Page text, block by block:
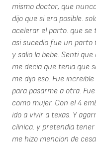
mismo doctor, que
dijo que si era posible.
acelerar el parto. que
asi sucedio fue un
y salio la bebe. Senti
me decia que tenia que
me dijo eso. Fue
para pasarme a otra.
como mujer. Con el 4
ido a vivir a texas. Y
clinica. y pretendia
me hizo mencion de